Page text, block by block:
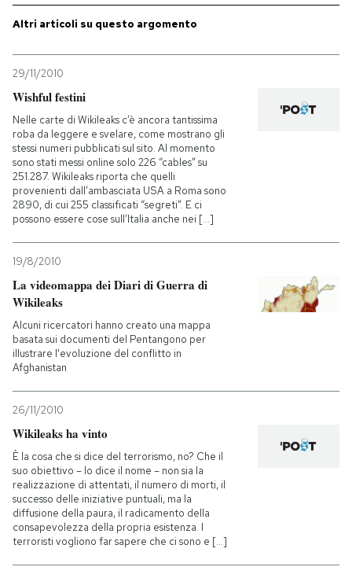
Altri articoli su questo argomento
29/11/2010
Wishful festini
Nelle carte di Wikileaks c’è ancora tantissima
roba da leggere e svelare, come mostrano gli
stessi numeri pubblicati sul sito. Al momento
sono stati messi online solo 226 “cables” su
251.287. Wikileaks riporta che quelli
provenienti dall’ambasciata USA a Roma sono
2890, di cui 255 classificati “segreti”. E ci
possono essere cose sull’Italia anche nei [...]
19/8/2010
La videomappa dei Diari di Guerra di
Wikileaks
Alcuni ricercatori hanno creato una mappa
basata sui documenti del Pentangono per
illustrare l'evoluzione del conflitto in
Afghanistan
26/11/2010
Wikileaks ha vinto
È la cosa che si dice del terrorismo, no? Che il
suo obiettivo – lo dice il nome – non sia la
realizzazione di attentati, il numero di morti, il
successo delle iniziative puntuali, ma la
diffusione della paura, il radicamento della
consapevolezza della propria esistenza. I
terroristi vogliono far sapere che ci sono e [...]